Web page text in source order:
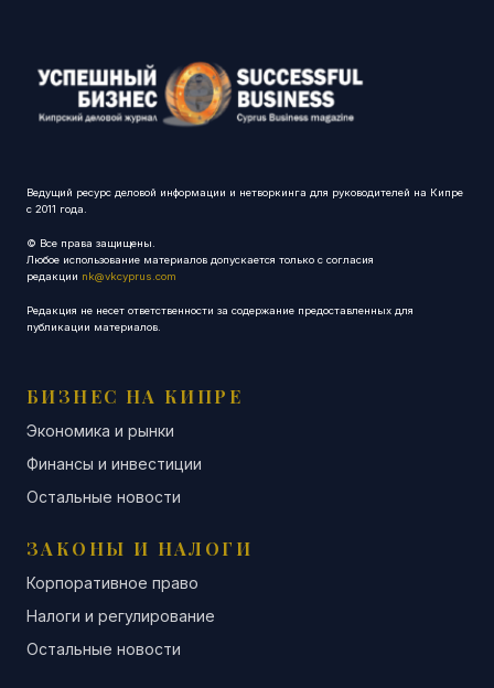
Ведущий ресурс деловой информации и нетворкинга для руководителей на Кипре
с 2011 года.
© Все права защищены.
Любое использование материалов допускается только с согласия
редакции nk@vkcyprus.com
Редакция не несет ответственности за содержание предоставленных для
публикации материалов.
БИЗНЕС НА КИПРЕ
Экономика и рынки
Финансы и инвестиции
Остальные новости
ЗАКОНЫ И НАЛОГИ
Корпоративное право
Налоги и регулирование
Остальные новости